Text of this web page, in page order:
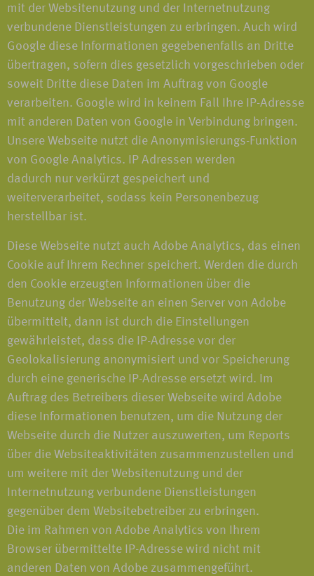
mit der Websitenutzung und der Internetnutzung
verbundene Dienstleistungen zu erbringen. Auch wird
Google diese Informationen gegebenenfalls an Dritte
übertragen, sofern dies gesetzlich vorgeschrieben oder
soweit Dritte diese Daten im Auftrag von Google
verarbeiten. Google wird in keinem Fall Ihre IP-Adresse
mit anderen Daten von Google in Verbindung bringen.
Unsere Webseite nutzt die Anonymisierungs-Funktion
von Google Analytics. IP Adressen werden
dadurch nur verkürzt gespeichert und
weiterverarbeitet, sodass kein Personenbezug
herstellbar ist.
Diese Webseite nutzt auch Adobe Analytics, das einen
Cookie auf Ihrem Rechner speichert. Werden die durch
den Cookie erzeugten Informationen über die
Benutzung der Webseite an einen Server von Adobe
übermittelt, dann ist durch die Einstellungen
gewährleistet, dass die IP-Adresse vor der
Geolokalisierung anonymisiert und vor Speicherung
durch eine generische IP-Adresse ersetzt wird. Im
Auftrag des Betreibers dieser Webseite wird Adobe
diese Informationen benutzen, um die Nutzung der
Webseite durch die Nutzer auszuwerten, um Reports
über die Websiteaktivitäten zusammenzustellen und
um weitere mit der Websitenutzung und der
Internetnutzung verbundene Dienstleistungen
gegenüber dem Websitebetreiber zu erbringen.
Die im Rahmen von Adobe Analytics von Ihrem
Browser übermittelte IP-Adresse wird nicht mit
anderen Daten von Adobe zusammengeführt.